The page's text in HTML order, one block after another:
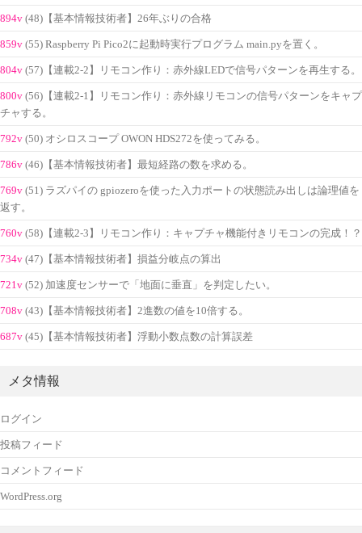
894v (48)【基本情報技術者】26年ぶりの合格
859v (55) Raspberry Pi Pico2に起動時実行プログラム main.pyを置く。
804v (57)【連載2-2】リモコン作り：赤外線LEDで信号パターンを再生する。
800v (56)【連載2-1】リモコン作り：赤外線リモコンの信号パターンをキャプ
チャする。
792v (50) オシロスコープ OWON HDS272を使ってみる。
786v (46)【基本情報技術者】最短経路の数を求める。
769v (51) ラズパイの gpiozeroを使った入力ポートの状態読み出しは論理値を
返す。
760v (58)【連載2-3】リモコン作り：キャプチャ機能付きリモコンの完成！？
734v (47)【基本情報技術者】損益分岐点の算出
721v (52) 加速度センサーで「地面に垂直」を判定したい。
708v (43)【基本情報技術者】2進数の値を10倍する。
687v (45)【基本情報技術者】浮動小数点数の計算誤差
メタ情報
ログイン
投稿フィード
コメントフィード
WordPress.org